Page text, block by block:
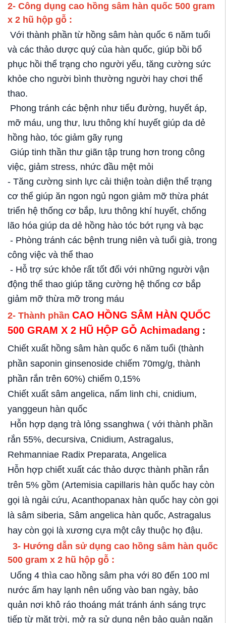
2- Công dụng cao hồng sâm hàn quốc 500 gram
x 2 hũ hộp gỗ :
Với thành phần từ hồng sâm hàn quốc 6 năm tuổi
và các thảo dược quý của hàn quốc, giúp bồi bổ
phục hồi thể trạng cho người yếu, tăng cường sức
khỏe cho người bình thường người hay chơi thể
thao.
Phong tránh các bệnh như tiểu đường, huyết áp,
mỡ máu, ung thư, lưu thông khí huyết giúp da dẻ
hồng hào, tóc giảm gãy rụng
Giúp tinh thần thư giãn tập trung hơn trong công
việc, giảm stress, nhức đầu mệt mỏi
- Tăng cường sinh lực cải thiện toàn diện thể trạng
cơ thể giúp ăn ngon ngủ ngon giảm mỡ thừa phát
triển hệ thống cơ bắp, lưu thông khí huyết, chống
lão hóa giúp da dẻ hồng hào tóc bớt rụng và bạc
- Phòng tránh các bệnh trung niên và tuổi già, trong
công việc và thể thao
- Hỗ trợ sức khỏe rất tốt đối với những người vận
động thể thao giúp tăng cường hệ thống cơ bắp
giảm mỡ thừa mỡ trong máu
2- Thành phần CAO HỒNG SÂM HÀN QUỐC
500 GRAM X 2 HŨ HỘP GỖ Achimadang :
Chiết xuất hồng sâm hàn quốc 6 năm tuổi (thành
phần saponin ginsenoside chiếm 70mg/g, thành
phần rắn trên 60%) chiếm 0,15%
Chiết xuất sâm angelica, nấm linh chi, cnidium,
yanggeun hàn quốc
Hỗn hợp dạng trà lỏng ssanghwa ( với thành phần
rắn 55%, decursiva, Cnidium, Astragalus,
Rehmanniae Radix Preparata, Angelica
Hỗn hợp chiết xuất các thảo dược thành phần rắn
trên 5% gồm (Artemisia capillaris hàn quốc hay còn
gọi là ngải cứu, Acanthopanax hàn quốc hay còn gọi
là sâm siberia, Sâm angelica hàn quốc, Astragalus
hay còn gọi là xương cựa một cây thuộc họ đậu.
3- Hướng dẫn sử dụng cao hồng sâm hàn quốc
500 gram x 2 hũ hộp gỗ :
Uống 4 thìa cao hồng sâm pha với 80 đến 100 ml
nước ấm hay lạnh nên uống vào ban ngày, bảo
quản nơi khô ráo thoáng mát tránh ánh sáng trực
tiếp từ mặt trời, mở ra sử dụng nên bảo quản ngăn